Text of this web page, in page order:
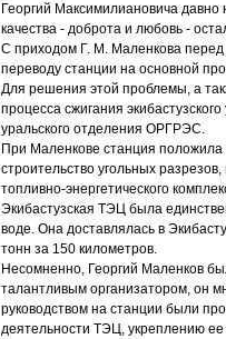
Георгий Максимилиановича
качества - доброта и любовь -
С приходом Г. М. Маленкова перед
переводу станции на основной
Для решения этой проблемы, а
процесса сжигания
уральского отделения ОРГРЭС.
При Маленкове станция положила
строительство угольных
топливно-энергетического
Экибастузская ТЭЦ была
воде. Она доставлялась в
тонн за 150 километров.
Несомненно, Георгий Маленков
талантливым организатором, он
руководством на станции были
деятельности ТЭЦ, укреплению